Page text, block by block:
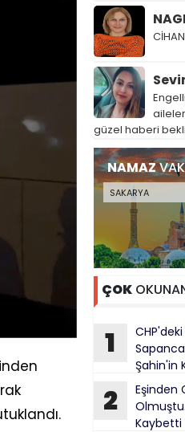
güzel haberi
NAMAZ
ÇOK
1
CHP'deki
Şahin'in
2
Eşinden
Kaybetti